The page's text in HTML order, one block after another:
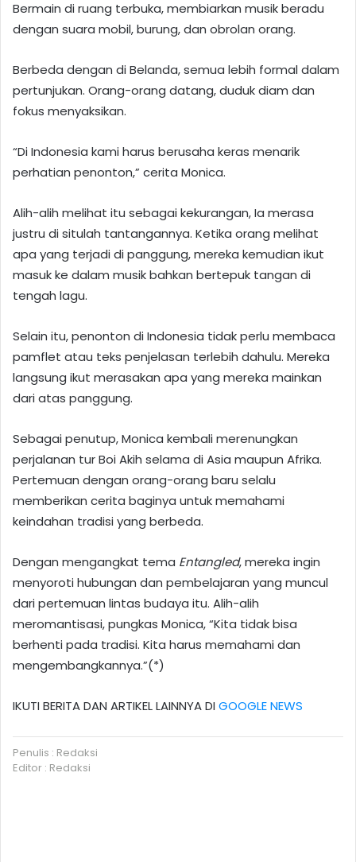
Bermain di ruang terbuka, membiarkan musik beradu
dengan suara mobil, burung, dan obrolan orang.
Berbeda dengan di Belanda, semua lebih formal dalam
pertunjukan. Orang-orang datang, duduk diam dan
fokus menyaksikan.
“Di Indonesia kami harus berusaha keras menarik
perhatian penonton,” cerita Monica.
Alih-alih melihat itu sebagai kekurangan, Ia merasa
justru di situlah tantangannya. Ketika orang melihat
apa yang terjadi di panggung, mereka kemudian ikut
masuk ke dalam musik bahkan bertepuk tangan di
tengah lagu.
Selain itu, penonton di Indonesia tidak perlu membaca
pamflet atau teks penjelasan terlebih dahulu. Mereka
langsung ikut merasakan apa yang mereka mainkan
dari atas panggung.
Sebagai penutup, Monica kembali merenungkan
perjalanan tur Boi Akih selama di Asia maupun Afrika.
Pertemuan dengan orang-orang baru selalu
memberikan cerita baginya untuk memahami
keindahan tradisi yang berbeda.
Dengan mengangkat tema Entangled, mereka ingin
menyoroti hubungan dan pembelajaran yang muncul
dari pertemuan lintas budaya itu. Alih-alih
meromantisasi, pungkas Monica, “Kita tidak bisa
berhenti pada tradisi. Kita harus memahami dan
mengembangkannya.”(*)
IKUTI BERITA DAN ARTIKEL LAINNYA DIGOOGLE NEWS
Penulis : Redaksi
Editor : Redaksi